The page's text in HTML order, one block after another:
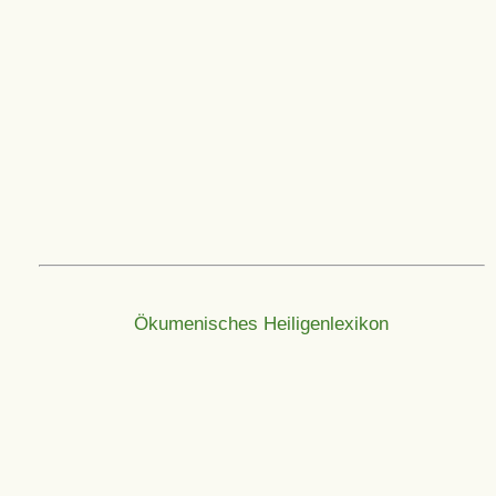
Ökumenisches Heiligenlexikon